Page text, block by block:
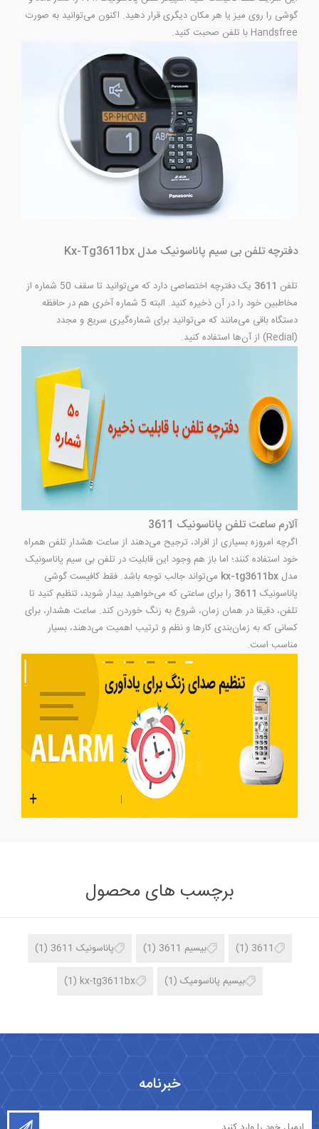
گوشی را روی میز یا هر مکان دیگری قرار دهید. اکنون می‌توانید به صورت
Handsfree با تلفن صحبت کنید.
دفترچه تلفن بی سیم پاناسونیک مدل Kx-Tg3611bx
تلفن 3611
یک دفترچه اختصاصی دارد که می‌توانید تا سقف 50 شماره از
مخاطبین خود را در آن ذخیره کنید. البته 5 شماره آخری هم در حافظه
دستگاه باقی می‌مانند که می‌توانید برای شماره‌گیری سریع و مجدد
(Redial) از آن‌ها استفاده کنید.
آلارم ساعت تلفن پاناسونیک 3611
اگرچه امروزه بسیاری از افراد، ترجیح می‌دهند از ساعت هشدار تلفن همراه
خود استفاده کنند؛ اما باز هم وجود این قابلیت در تلفن بی سیم پاناسونیک
مدل kx-tg3611bx می‌تواند جالب توجه باشد. فقط کافیست گوشی
پاناسونیک 3611 را برای ساعتی که می‌خواهید بیدار شوید، تنظیم کنید تا
تلفن، دقیقا در همان زمان، شروع به زنگ خوردن کند. ساعت هشدار، برای
کسانی که به زمان‌بندی کارها و نظم و ترتیب اهمیت می‌دهند، بسیار
مناسب است.
برچسب های محصول
3611
(1) بیسیم 3611 (1) پاناسونیک 3611 (1)
بیسیم پاناسومیک (1)
kx-tg3611bx
(1)
خبرنامه